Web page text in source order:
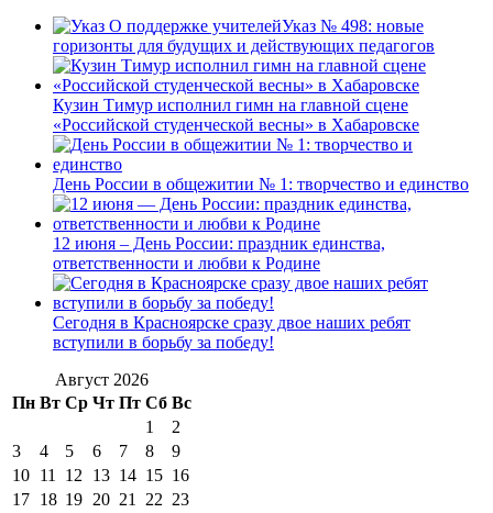
Указ № 498: новые
горизонты для будущих и действующих педагогов
Кузин Тимур исполнил гимн на главной сцене
«Российской студенческой весны» в Хабаровске
День России в общежитии № 1: творчество и единство
12 июня – День России: праздник единства,
ответственности и любви к Родине
Сегодня в Красноярске сразу двое наших ребят
вступили в борьбу за победу!
Август 2026
Пн Вт Ср Чт Пт Сб Вс
1
2
3
4 5 6 7 8
9
10 11 12 13 14 15 16
17 18 19 20 21 22 23